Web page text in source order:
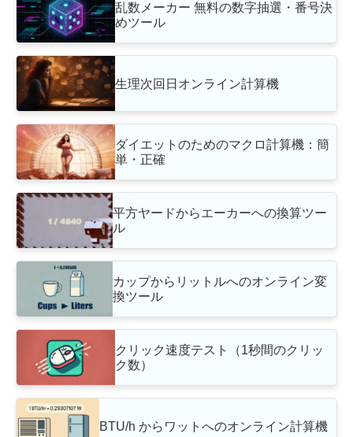
乱数メーカー 無料の数字抽選・番号決
めツール
生理次回日オンライン計算機
ダイエットのためのマクロ計算機：簡
単・正確
平方ヤードからエーカーへの換算ツー
ル
カップからリットルへのオンライン変
換ツール
クリック速度テスト（1秒間のクリッ
ク数）
BTU/h からワットへのオンライン計算機